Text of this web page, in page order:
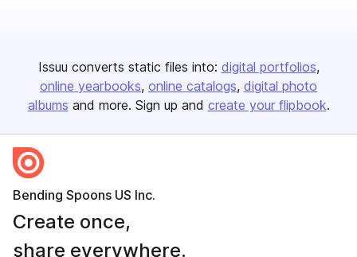
Issuu converts static files into: digital portfolios
online yearbooks online catalogs digital photo
albums and more. Sign up and create your flipbook.
Bending Spoons US Inc.
Create once,
share everywhere.